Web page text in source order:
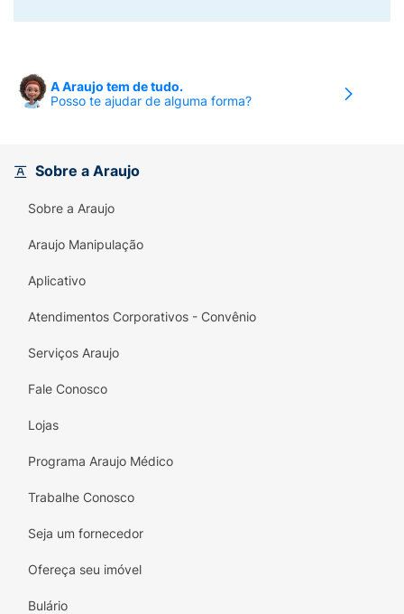
A Araujo tem de tudo.
Posso te ajudar de alguma forma?
Sobre a Araujo
Sobre a Araujo
Araujo Manipulação
Aplicativo
Atendimentos Corporativos - Convênio
Serviços Araujo
Fale Conosco
Lojas
Programa Araujo Médico
Trabalhe Conosco
Seja um fornecedor
Ofereça seu imóvel
Bulário